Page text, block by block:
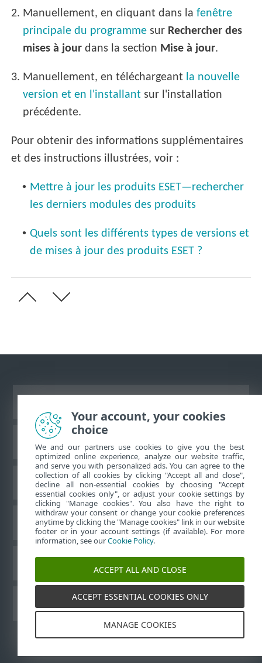
2. Manuellement, en cliquant dans lafenêtre
principale du programme sur Rechercher des
mises à jour dans la section Mise à jour.
3. Manuellement, en téléchargeant la nouvelle
version et en l'installant sur l'installation
précédente.
Pour obtenir des informations supplémentaires
et des instructions illustrées, voir :
• Mettre à jour les produits ESET—rechercher
les derniers modules des produits
• Quels sont les différents types de versions et
de mises à jour des produits ESET ?
Base de connaissances ESET
Forum ESET
Support régional
Autres produits ESET
©1992-2026ESET, spol. s r.o. - Tous droits réservés.
Your account, your cookies
choice
We and our partners use cookies to give you the best
optimized online experience, analyze our website traffic,
and serve you with personalized ads. You can agree to the
collection of all cookies by clicking "Accept all and close",
decline all non-essential cookies by choosing "Accept
essential cookies only", or adjust your cookie settings by
clicking "Manage cookies". You also have the right to
withdraw your consent or change your cookie preferences
anytime by clicking the "Manage cookies" link in our website
footer or in your account settings (if available). For more
information, see ourCookie Policy.
ACCEPT ALL AND CLOSE
ACCEPT ESSENTIAL COOKIES ONLY
MANAGE COOKIES